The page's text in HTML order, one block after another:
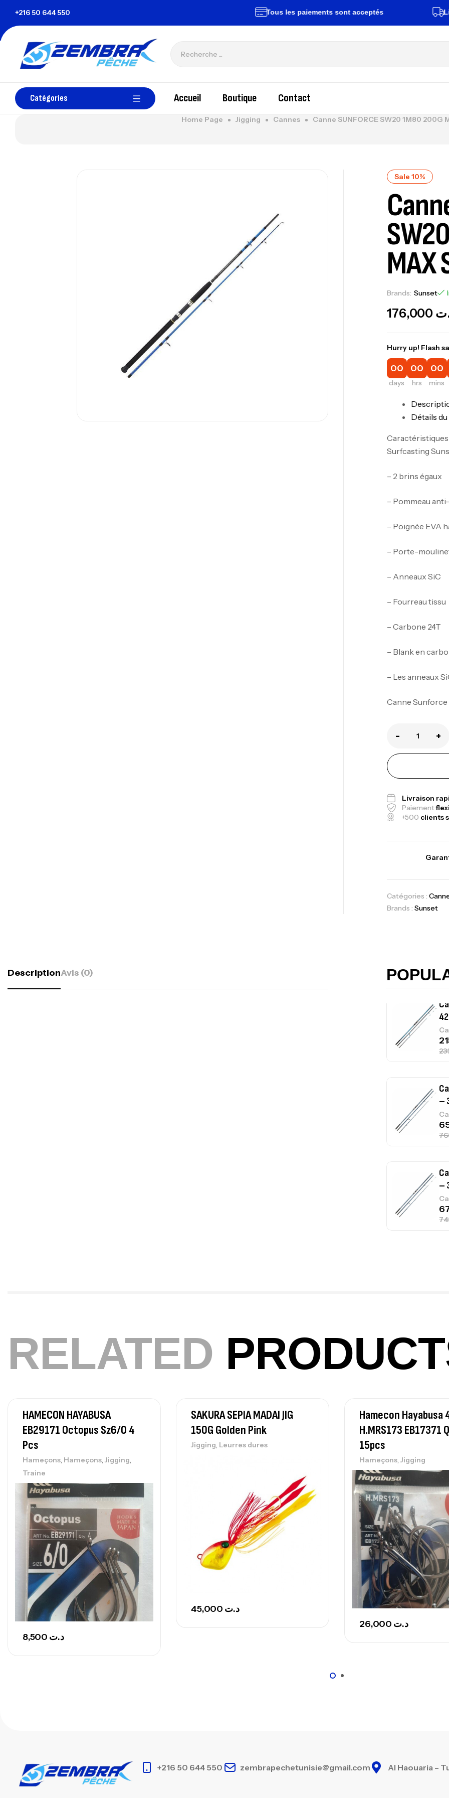
+216 50 644 550 Tous les paiements sont acceptés
Catégories Accueil Boutique Contact
Home Page Jigging Cannes Canne SUNFORCE SW20 1M80 200G
Sale 10%
MAX
Brands: Sunset
176,000
Hurry up! Flash
00
days
00
hrs
00
mins
Détails
Surfcasting
– 2 brins égaux
– Pommeau
– Poignée EVA
– Porte-
– Anneaux SiC
– Fourreau tissu
– Carbone 24T
– Blank en
– Les anneaux
Canne
- +
Livraison
Paiement
+500 clients
Catégories :
Brands : Sunset
DescriptionAvis (0)
–
–
–
RELATED
HAMECON HAYABUSA
EB29171 Octopus Sz6/0 4
Pcs
Hameçons, Hameçons, Jigging,
Traine
د.ت
SAKURA SEPIA MADAI JIG
150G Golden Pink
Jigging, Leurres dures
د.ت
Hamecon Hayabusa
H.MRS173 EB17371
15pcs
Hameçons, Jigging
د.ت
+216 50 644 550 zembrapechetunisie@gmail.com Al Haouaria –